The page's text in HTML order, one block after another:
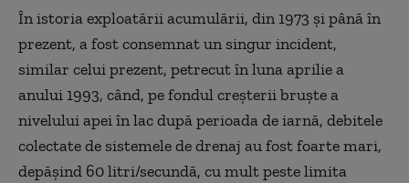
În istoria exploatării acumulării, din 1973 și până în
prezent, a fost consemnat un singur incident,
similar celui prezent, petrecut în luna aprilie a
anului 1993, când, pe fondul creșterii bruște a
nivelului apei în lac după perioada de iarnă, debitele
colectate de sistemele de drenaj au fost foarte mari,
depășind 60 litri/secundă, cu mult peste limita